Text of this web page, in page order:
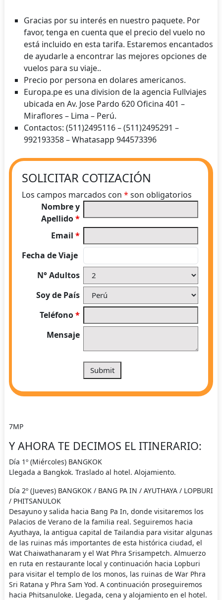
Gracias por su interés en nuestro paquete. Por
favor, tenga en cuenta que el precio del vuelo no
está incluido en esta tarifa. Estaremos encantados
de ayudarle a encontrar las mejores opciones de
vuelos para su viaje..
Precio por persona en dolares americanos.
Europa.pe es una division de la agencia Fullviajes
ubicada en Av. Jose Pardo 620 Oficina 401 –
Miraflores – Lima – Perú.
Contactos: (511)2495116 – (511)2495291 –
992193358 – Whatasapp 944573396
SOLICITAR COTIZACIÓN
Los campos marcados con * son obligatorios
Nombre y
Apellido*
Email*
Fecha de Viaje
N° Adultos
Soy de País
Teléfono*
Mensaje
7MP
Y AHORA TE DECIMOS EL ITINERARIO:
Día 1º (Miércoles) BANGKOK
Llegada a Bangkok. Traslado al hotel. Alojamiento.
Día 2º (Jueves) BANGKOK / BANG PA IN / AYUTHAYA / LOPBURI
/ PHITSANULOK
Desayuno y salida hacia Bang Pa In, donde visitaremos los
Palacios de Verano de la familia real. Seguiremos hacia
Ayuthaya, la antigua capital de Tailandia para visitar algunas
de las ruinas más importantes de esta histórica ciudad, el
Wat Chaiwathanaram y el Wat Phra Srisampetch. Almuerzo
en ruta en restaurante local y continuación hacia Lopburi
para visitar el templo de los monos, las ruinas de War Phra
Sri Ratana y Phra Sam Yod. A continuación proseguiremos
hacia Phitsanuloke. Llegada, cena y alojamiento en el hotel.